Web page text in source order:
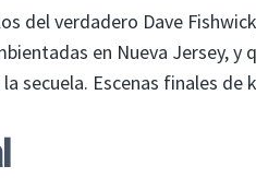
del verdadero Dave
en Nueva Jersey,
secuela. Escenas finales de